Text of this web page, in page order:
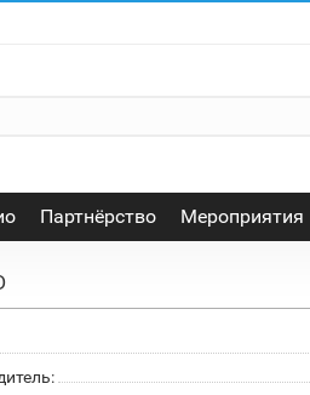
Партнёрство Мероприятия